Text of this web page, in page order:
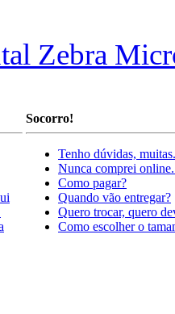
Zebra
Socorro!
Tenho dúvidas, muitas.
Nunca comprei online.
Como pagar?
Quando vão entregar?
Quero trocar, quero
Como escolher o